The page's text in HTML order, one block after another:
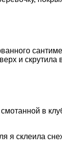
и
в
я склеила